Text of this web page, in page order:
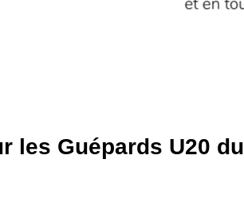
les Guépards U20 du